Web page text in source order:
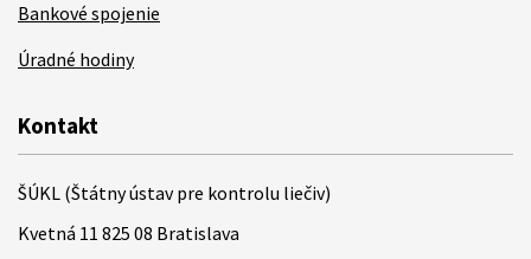
Bankové spojenie
Úradné hodiny
Kontakt
ŠÚKL (Štátny ústav pre kontrolu liečiv)
Kvetná 11 825 08 Bratislava